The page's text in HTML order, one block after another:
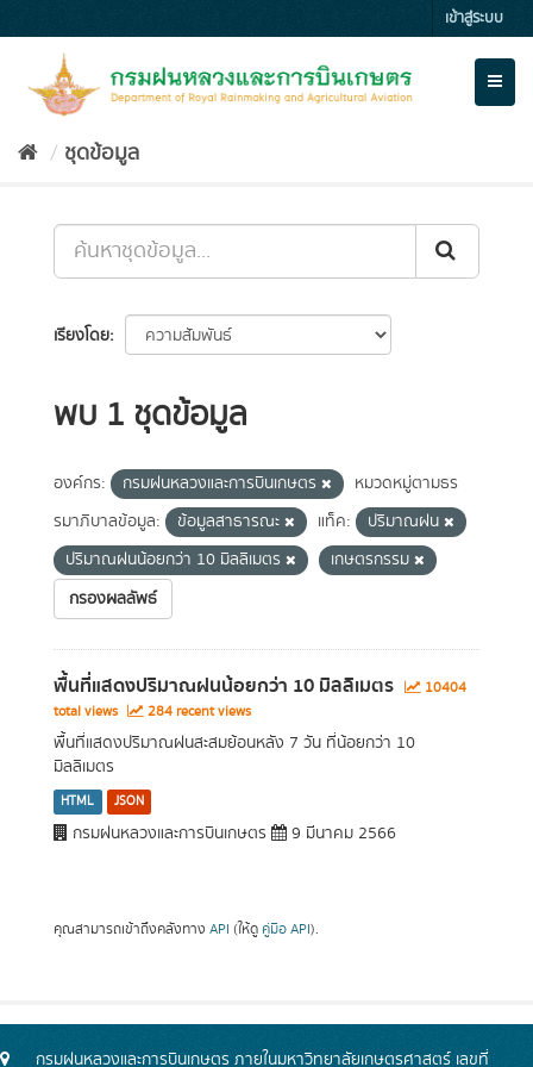
to
เข้าสู่ระบบ
ชุดข้อมูล
เรียงโดย
พบ 1 ชุดข้อมูล
องค์กร: กรมฝนหลวงและการบินเกษตร
หมวดหมู่ตามธร
รมาภิบาลข้อมูล:
ข้อมูลสาธารณะ แท็ค:
ปริมาณฝน
ปริมาณฝนน้อยกว่า 10 มิลลิเมตร
เกษตรกรรม
กรองผลลัพธ์
พื้นที่แสดงปริมาณฝนน้อยกว่า 10 มิลลิเมตร
10404
total views
284 recent views
พื้นที่แสดงปริมาณฝนสะสมย้อนหลัง 7 วัน ที่น้อยกว่า 10
มิลลิเมตร
HTML JSON
กรมฝนหลวงและการบินเกษตร 9 มีนาคม 2566
คุณสามารถเข้าถึงคลังทาง API (ให้ดู คู่มือ API).
กรมฝนหลวงและการบินเกษตร ภายในมหาวิทยาลัยเกษตรศาสตร์ เลขที่